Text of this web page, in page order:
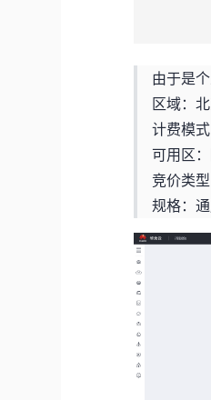
由于是
区域：北
计费模式
可用区：
竞价类
规格：